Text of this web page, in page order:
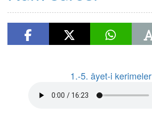
1.-5. âyet-i kerimeler